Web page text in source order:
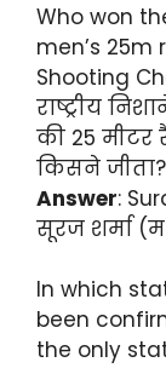
Who won
men’s
Shooting
राष्ट्रीय
की 25 मीटर
किसने जीता?
Answer:
सूरज शर्मा
In which
been
the only